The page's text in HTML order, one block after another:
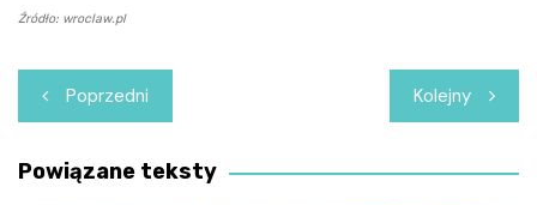
Źródło: wroclaw.pl
Nawigacja
wpisu
Poprzedni Kolejny
Powiązane teksty